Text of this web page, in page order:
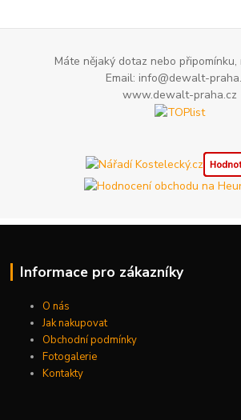
Máte nějaký dotaz nebo připomínku,
Email: info@dewalt-
www.dewalt-praha.cz
Informace pro zákazníky
O nás
Jak nakupovat
Obchodní podmínky
Fotogalerie
Kontakty